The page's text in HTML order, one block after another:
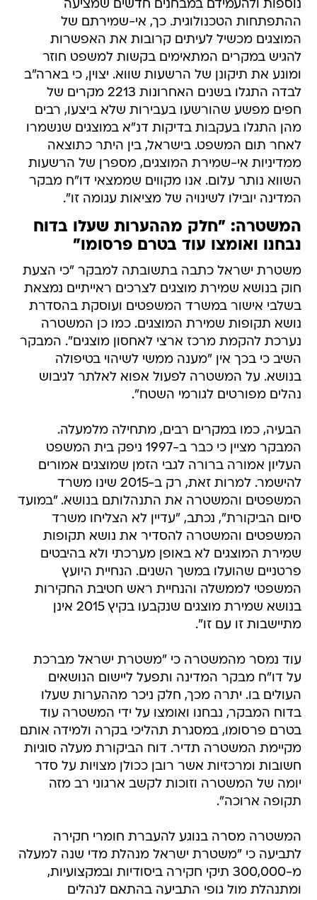
נוספות ולהעמידם במבחנים חדשים שמציעה
ההתפתחות הטכנולוגית. כך, אי-שמירתם של
המוצגים מכשיל לעיתים קרובות את האפשרות
להגיש במקרים המתאימים בקשות למשפט חוזר
ומונע את תיקונן של הרשעות שווא. יצוין, כי בארה"ב
לבדה התגלו בשנים האחרונות 2213 מקרים של
חפים מפשע שהורשעו בעבירות שלא ביצעו, רבים
מהן התגלו בעקבות בדיקות דנ"א במוצגים שנשמרו
לאחר תום המשפט. בישראל, בין היתר כתוצאה
ממדיניות אי-שמירת המוצגים, מספרן של הרשעות
השווא נותר עלום. אנו מקווים שממצאי דו"ח מבקר
המדינה יובילו לשינויה של מציאות עגומה זו".
המשטרה: "חלק מההערות שעלו בדוח
נבחנו ואומצו עוד בטרם פרסומו"
משטרת ישראל כתבה בתשובתה למבקר "כי הצעת
חוק בנושא שמירת מוצגים לצרכים ראייתיים נמצאת
בשלבי אישור במשרד המשפטים ועוסקת בהסדרת
נושא תקופות שמירת המוצגים. כמו כן המשטרה
נערכת להקמת מרכז ארצי לאחסון מוצגים". המבקר
השיב כי בכך אין "מענה ממשי לשיהוי בטיפולה
בנושא. על המשטרה לפעול אפוא לאלתר לגיבוש
נהלים מפורטים לגורמי השטח".
הבעיה, כמו במקרים רבים, מתחילה מלמעלה.
המבקר מציין כי כבר ב-1997 ניפק בית המשפט
העליון אמורה ברורה לגבי הזמן שמוצגים אמורים
להישמר. למרות זאת, רק ב-2015 שינו משרד
המשפטים והמשטרה את התנהלותם בנושא. "במועד
סיום הביקורת", נכתב, "עדיין לא הצליחו משרד
המשפטים והמשטרה להסדיר את נושא תקופות
שמירת המוצגים לא באופן מערכתי ולא בהיבטים
פרטניים שהועלו במשך השנים. הנחיית היועץ
המשפטי לממשלה והנחיית ראש חטיבת החקירות
בנושא שמירת מוצגים שנקבעו בקיץ 2015 אינן
מתיישבות זו עם זו".
עוד נמסר מהמשטרה כי "משטרת ישראל מברכת
על דו"ח מבקר המדינה ותפעל ליישום הנושאים
העולים בו. יתרה מכך, חלק ניכר מההערות שעלו
בדוח המבקר, נבחנו ואומצו על ידי המשטרה עוד
בטרם פרסומו, במסגרת תהליכי בקרה ולמידה אותם
מקיימת המשטרה תדיר. דוח הביקורת מעלה סוגיות
חשובות ומרכזיות אשר רובן ככולן מצויות על סדר
יומה של המשטרה וזוכות לקשב ארגוני רב מזה
תקופה ארוכה".
המשטרה מסרה בנוגע להעברת חומרי חקירה
לתביעה כי "משטרת ישראל מנהלת מדי שנה למעלה
מ-300,000 תיקי חקירה ביסודיות ובמקצועיות,
ומתנהלת מול גופי התביעה בהתאם לנהלים